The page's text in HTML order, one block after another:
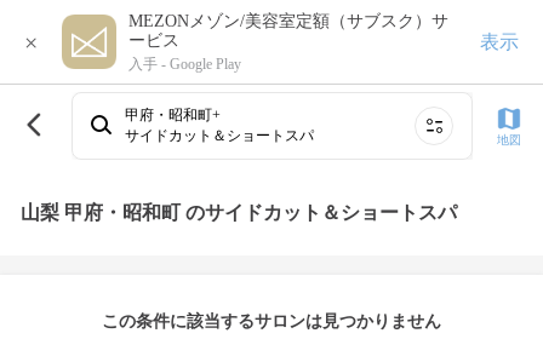
×
MEZONメゾン/美容室定額（サブスク）サ
ービス
入手 - Google Play
表示
甲府・昭和町+
サイドカット＆ショートスパ
地図
山梨 甲府・昭和町 のサイドカット＆ショートスパ
この条件に該当するサロンは見つかりません